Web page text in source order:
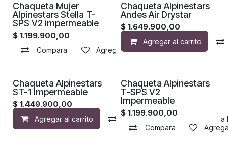
Chaqueta Mujer
Alpinestars Stella T-
SPS V2 impermeable
$ 1.199.900,00
Compara Agregar a la lista de deseos
Chaqueta Alpinestars
Andes Air Drystar
$1.649.900,00
Agregar al carrito
Chaqueta Alpinestars
ST-1 Impermeable
$ 1.449.900,00
Agregar al carrito Agregar a
Chaqueta Alpinestars
T-SPS V2
Impermeable
$1.199.900,00
Compara